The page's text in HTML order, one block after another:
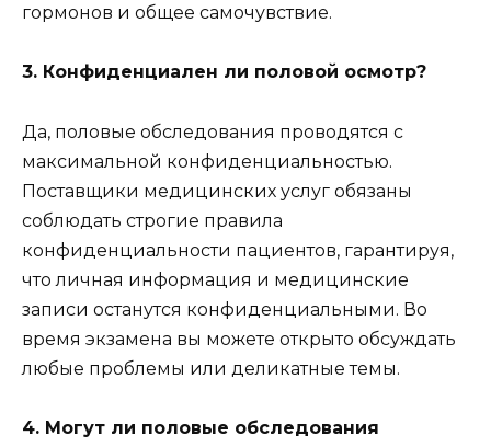
гормонов и общее самочувствие.
3. Конфиденциален ли половой осмотр?
Да, половые обследования проводятся с
максимальной конфиденциальностью.
Поставщики медицинских услуг обязаны
соблюдать строгие правила
конфиденциальности пациентов, гарантируя,
что личная информация и медицинские
записи останутся конфиденциальными. Во
время экзамена вы можете открыто обсуждать
любые проблемы или деликатные темы.
4. Могут ли половые обследования